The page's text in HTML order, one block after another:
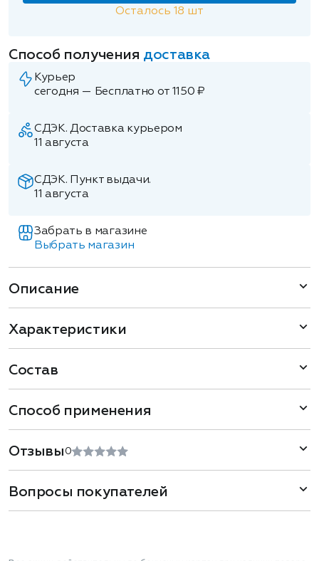
Осталось 18 шт
Способ получения доставка
Курьер
сегодня — Бесплатно от 1150 ₽
СДЭК. Доставка курьером
11 августа
СДЭК. Пункт выдачи.
11 августа
Забрать в магазине
Выбрать магазин
Описание
Характеристики
Состав
Способ применения
Отзывы 0
Вопросы покупателей